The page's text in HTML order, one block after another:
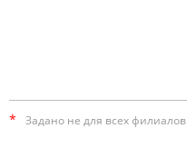
* Задано не для всех филиалов